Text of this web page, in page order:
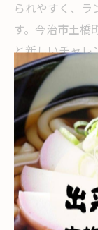
られやすく、
す。今治市土橋
と新しいチャレ
きな魅力です。
気分で選
気分に合わせ
今治市土橋町で
のスケジュール